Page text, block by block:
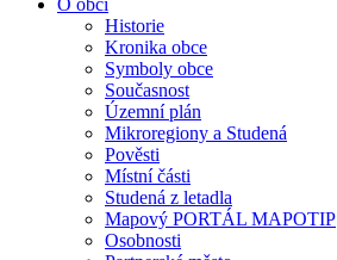
O obci
Historie
Kronika obce
Symboly obce
Současnost
Územní plán
Mikroregiony a Studená
Pověsti
Místní části
Studená z letadla
Mapový PORTÁL MAPOTIP
Osobnosti